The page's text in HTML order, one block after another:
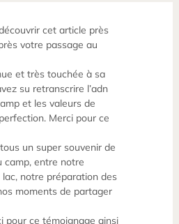
cet article près
votre passage au
et très touchée à sa
su retranscrire l’adn
et les valeurs de
Merci pour ce
un super souvenir de
camp, entre notre
notre préparation des
moments de partager
pour ce témoignage ainsi